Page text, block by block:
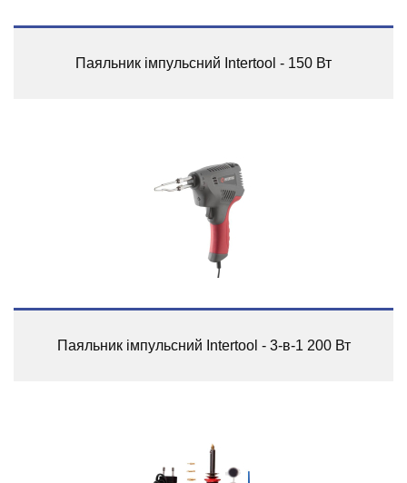
Паяльник імпульсний Intertool - 150 Вт
Паяльник імпульсний Intertool - 3-в-1 200 Вт